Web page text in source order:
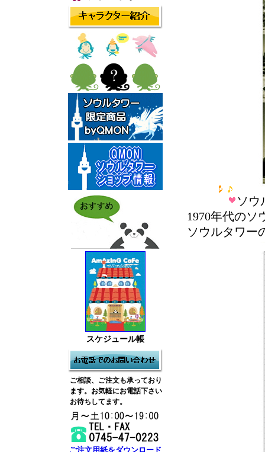
スケジュール帳
ご相談、ご注文も承っており
ます。お気軽にお電話下さい
お待ちしてます。
ご注文用紙をダウンロード
ソウ
1970年代のソ
ソウルタワー